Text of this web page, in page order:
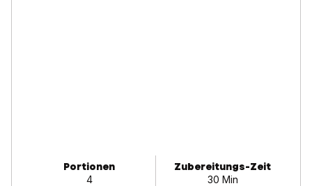
Portionen
4
Zubereitungs-Zeit
30 Min